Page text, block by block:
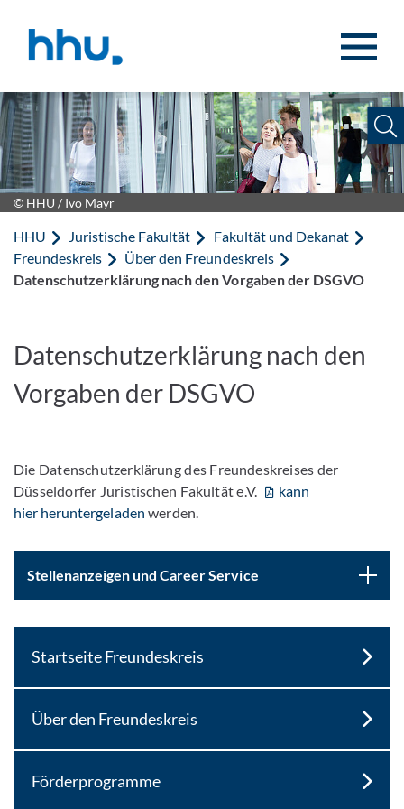
© HHU / Ivo Mayr
HHU Juristische Fakultät
Fakultät und Dekanat
Freundeskreis
Über den Freundeskreis
Datenschutzerklärung nach den Vorgaben der DSGVO
Datenschutzerklärung nach den
Vorgaben der DSGVO
Die Datenschutzerklärung des Freundeskreises der
Düsseldorfer Juristischen Fakultät e.V.
kann
hier heruntergeladen werden.
Stellenanzeigen und Career Service
Startseite Freundeskreis
Über den Freundeskreis
Förderprogramme